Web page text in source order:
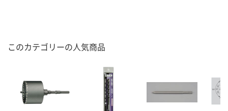
このカテゴリーの人気商品